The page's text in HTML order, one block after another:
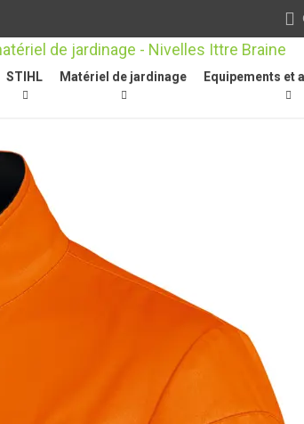
STIHL Matériel de jardinage Equipements et
/ débroussailleuses Équipements de protection